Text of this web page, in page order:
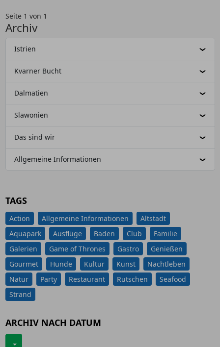
Seite 1 von 1
Archiv
Istrien
Kvarner Bucht
Dalmatien
Slawonien
Das sind wir
Allgemeine Informationen
TAGS
Action Allgemeine Informationen
Altstadt
Aquapark
Ausflüge Baden Club
Familie
Galerien
Game of Thrones Gastro
Genießen
Gourmet
Hunde Kultur Kunst
Nachtleben
Natur
Party Restaurant Rutschen
Seafood
Strand
ARCHIV NACH DATUM